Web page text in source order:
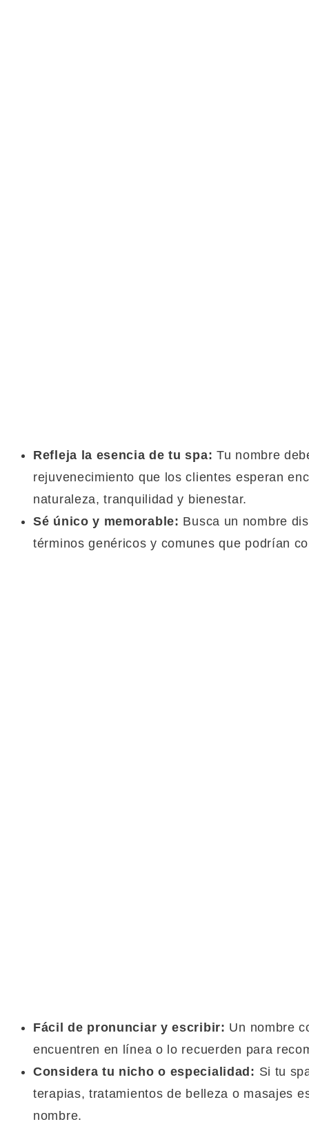
Refleja la esencia de tu spa: Tu nombre
rejuvenecimiento que los clientes esperan
naturaleza, tranquilidad y bienestar.
Sé único y memorable: Busca un nombre
términos genéricos y comunes que podrían
Fácil de pronunciar y escribir: Un nombre
encuentren en línea o lo recuerden para
Considera tu nicho o especialidad: Si tu
terapias, tratamientos de belleza o masajes
nombre.